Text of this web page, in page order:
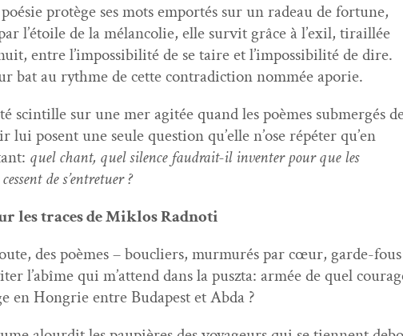
pro­tège ses mots emportés sur un radeau de fortune,
l’étoile de la mélan­col­ie, elle survit grâce à l’exil, tiraillée
entre l’impossibilité de se taire et l’impossibilité de dire.
bat au rythme de cette con­tra­dic­tion nom­mée aporie.
scin­tille sur une mer agitée quand les poèmes sub­mergés
lui posent une seule ques­tion qu’elle n’ose répéter qu’en
quel chant, quel silence faudrait-il inven­ter pour que les
de s’entretuer ?
les traces de Mik­los Radnoti
des poèmes – boucliers, mur­murés par cœur, garde-
l’abîme qui m’attend dans la pusz­ta: armée de quel
en Hon­grie entre Budapest et Abda ?